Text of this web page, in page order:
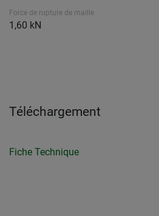
Force de rupture de maille
1,60 kN
Téléchargement
Fiche Technique